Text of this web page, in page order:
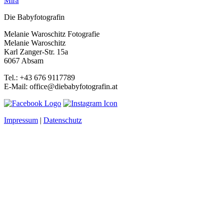
Die Babyfotografin
Melanie Waroschitz Fotografie
Melanie Waroschitz
Karl Zanger-Str. 15a
6067 Absam
Tel.: +43 676 9117789
E-Mail: office@diebabyfotografin.at
Impressum | Datenschutz